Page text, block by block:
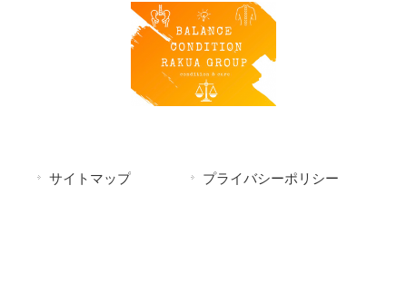
サイトマップ プライバシーポリシー